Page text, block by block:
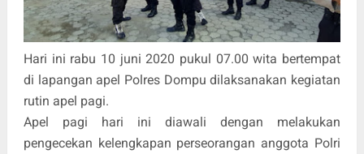
Hari ini rabu 10 juni 2020 pukul 07.00 wita bertempat
di lapangan apel Polres Dompu dilaksanakan kegiatan
rutin apel pagi.
Apel pagi hari ini diawali dengan melakukan
pengecekan kelengkapan perseorangan anggota Polri